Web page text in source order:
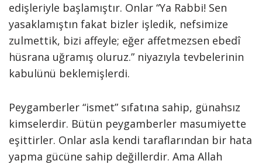
edişleriyle başlamıştır. Onlar “Ya Rabbi! Sen
yasaklamıştın fakat bizler işledik, nefsimize
zulmettik, bizi affeyle; eğer affetmezsen ebedî
hüsrana uğramış oluruz.” niyazıyla tevbelerinin
kabulünü beklemişlerdi.
Peygamberler “ismet” sıfatına sahip, günahsız
kimselerdir. Bütün peygamberler masumiyette
eşittirler. Onlar asla kendi taraflarından bir hata
yapma gücüne sahip değillerdir. Ama Allah